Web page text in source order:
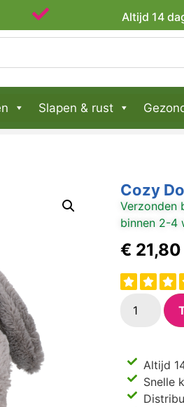
Slapen & rust
Cozy
Verzonden
binnen 2-4
€ 21,80
Altijd
Snelle